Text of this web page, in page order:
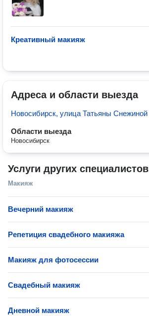
Креативный макияж
Адреса и области выезда
Новосибирск, улица Татьяны Снежиной
Области выезда
Новосибирск
Услуги других специалистов
Макияж
Вечерний макияж
Репетиция свадебного макияжа
Макияж для фотосессии
Свадебный макияж
Дневной макияж